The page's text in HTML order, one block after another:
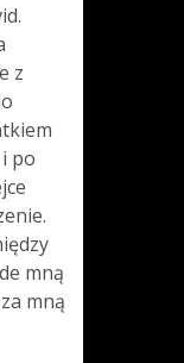
z
po
mną
mną